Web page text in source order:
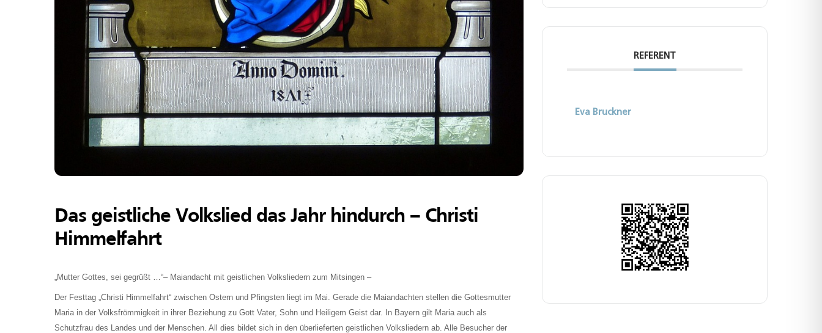
Das geistliche Volkslied das Jahr hindurch – Christi
Himmelfahrt
„Mutter Gottes, sei gegrüßt …“– Maiandacht mit geistlichen Volksliedern zum Mitsingen –
Der Festtag „Christi Himmelfahrt“ zwischen Ostern und Pfingsten liegt im Mai. Gerade die Maiandachten stellen die Gottesmutter
Maria in der Volksfrömmigkeit in ihrer Beziehung zu Gott Vater, Sohn und Heiligem Geist dar. In Bayern gilt Maria auch als
Schutzfrau des Landes und der Menschen. All dies bildet sich in den überlieferten geistlichen Volksliedern ab. Alle Besucher der
REFERENT
Eva Bruckner